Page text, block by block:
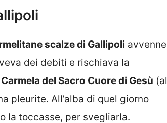
scalze di Gallipoli avvenne
dei debiti e rischiava la
Carmela del Sacro Cuore di Gesù (al
pleurite. All’alba di quel giorno
la toccasse, per svegliarla.